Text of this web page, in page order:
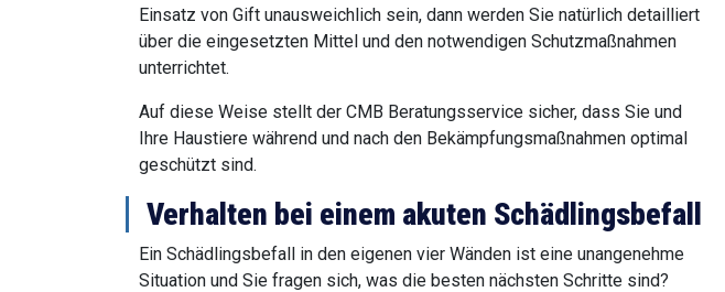
Einsatz von Gift unausweichlich sein, dann werden Sie natürlich detailliert
über die eingesetzten Mittel und den notwendigen Schutzmaßnahmen
unterrichtet.
Auf diese Weise stellt der CMB Beratungsservice sicher, dass Sie und
Ihre Haustiere während und nach den Bekämpfungsmaßnahmen optimal
geschützt sind.
Verhalten bei einem akuten Schädlingsbefall
Ein Schädlingsbefall in den eigenen vier Wänden ist eine unangenehme
Situation und Sie fragen sich, was die besten nächsten Schritte sind?